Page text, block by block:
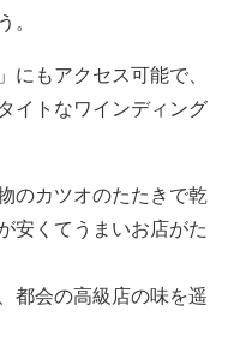
。
にもアクセス可能で、
イトなワインディング
のカツオのたたきで乾
安くてうまいお店がた
都会の高級店の味を遥